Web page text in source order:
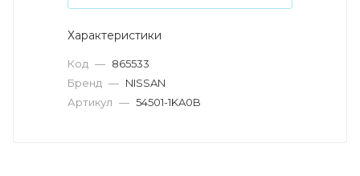
Характеристики
Код — 865533
Бренд — NISSAN
Артикул — 54501-1KA0B